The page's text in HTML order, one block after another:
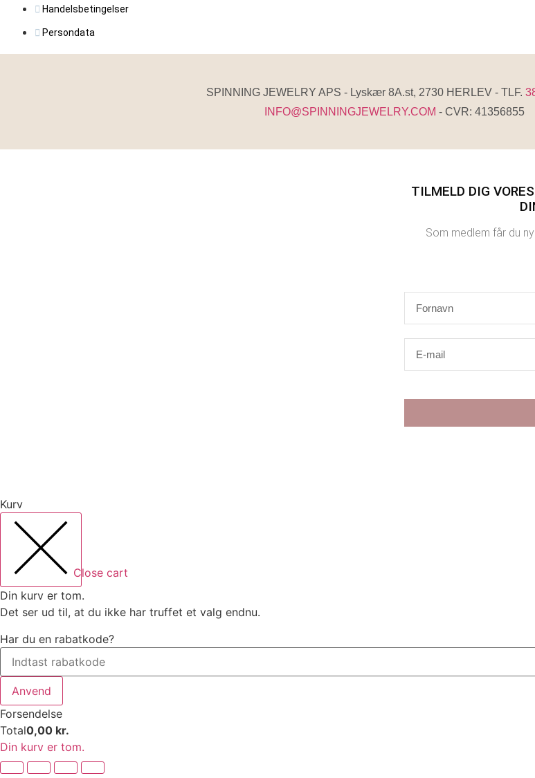
Handelsbetingelser
Persondata
SPINNING JEWELRY APS - Lyskær 8A.st, 2730 HERLEV - TLF.
INFO@SPINNINGJEWELRY.COM - CVR: 41356855
TILMELD DIG
Som medlem får du
Kurv
Close cart
Din kurv er tom.
Det ser ud til, at du ikke har truffet et valg endnu.
Har du en rabatkode?
Anvend
Forsendelse
Total0,00 kr.
Din kurv er tom.